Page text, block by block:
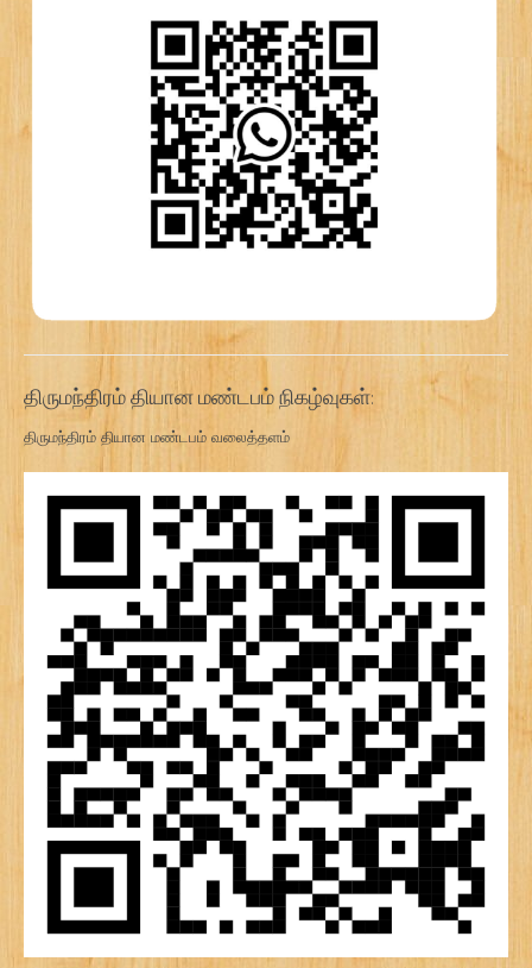
திருமந்திரம் தியான மண்டபம் நிகழ்வுகள்:
திருமந்திரம் தியான மண்டபம் வலைத்தளம்